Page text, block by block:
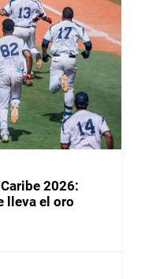
2026:
lleva el oro